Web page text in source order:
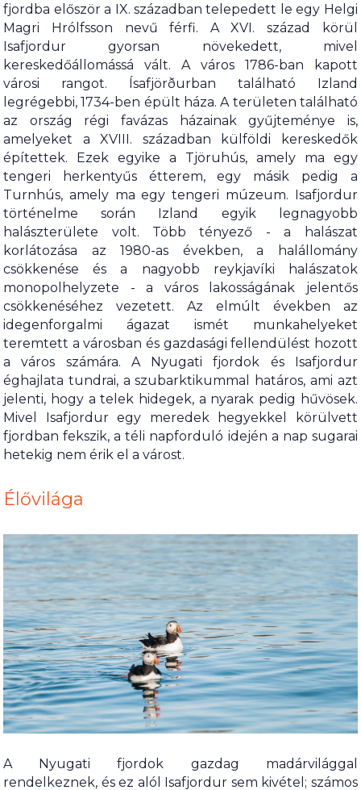
fjordba először a IX. században telepedett le egy Helgi
Magri Hrólfsson nevű férfi. A XVI. század körül
Isafjordur gyorsan növekedett, mivel
kereskedőállomássá vált. A város 1786-ban kapott
városi rangot. Ísafjörðurban található Izland
legrégebbi, 1734-ben épült háza. A területen található
az ország régi favázas házainak gyűjteménye is,
amelyeket a XVIII. században külföldi kereskedők
építettek. Ezek egyike a Tjöruhús, amely ma egy
tengeri herkentyűs étterem, egy másik pedig a
Turnhús, amely ma egy tengeri múzeum. Isafjordur
történelme során Izland egyik legnagyobb
halászterülete volt. Több tényező - a halászat
korlátozása az 1980-as években, a halállomány
csökkenése és a nagyobb reykjavíki halászatok
monopolhelyzete - a város lakosságának jelentős
csökkenéséhez vezetett. Az elmúlt években az
idegenforgalmi ágazat ismét munkahelyeket
teremtett a városban és gazdasági fellendülést hozott
a város számára. A Nyugati fjordok és Isafjordur
éghajlata tundrai, a szubarktikummal határos, ami azt
jelenti, hogy a telek hidegek, a nyarak pedig hűvösek.
Mivel Isafjordur egy meredek hegyekkel körülvett
fjordban fekszik, a téli napforduló idején a nap sugarai
hetekig nem érik el a várost.
Élővilága
A Nyugati fjordok gazdag madárvilággal
rendelkeznek, és ez alól Isafjordur sem kivétel; számos